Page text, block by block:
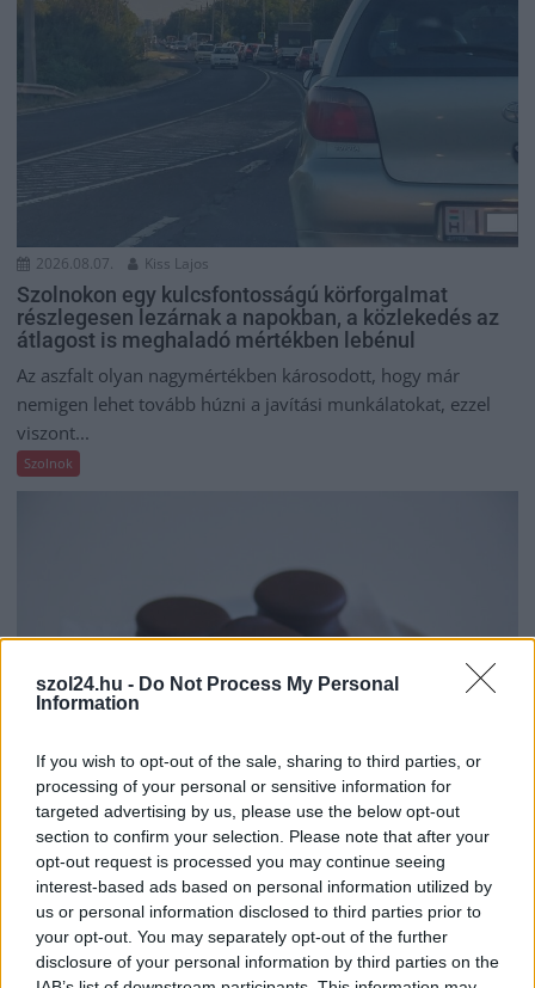
szol24.hu - Do Not Process My Personal
Information
If you wish to opt-out of the sale, sharing to third parties, or
processing of your personal or sensitive information for
targeted advertising by us, please use the below opt-out
section to confirm your selection. Please note that after your
opt-out request is processed you may continue seeing
interest-based ads based on personal information utilized by
us or personal information disclosed to third parties prior to
your opt-out. You may separately opt-out of the further
disclosure of your personal information by third parties on the
2026.08.07. Kiss Lajos
Szolnokon egy kulcsfontosságú körforgalmat
részlegesen lezárnak a napokban, a közlekedés az
átlagost is meghaladó mértékben lebénul
Az aszfalt olyan nagymértékben károsodott, hogy már
nemigen lehet tovább húzni a javítási munkálatokat, ezzel
viszont...
Szolnok
2026.08.07. Farkas András
Ön szerint hogy készül a hamisítatlan szolnoki
habos isler?
Igazi retró klasszikus desszert, amelyet generációk óta
szeretnek, és amelyet sokan ma is próbálnak otthon